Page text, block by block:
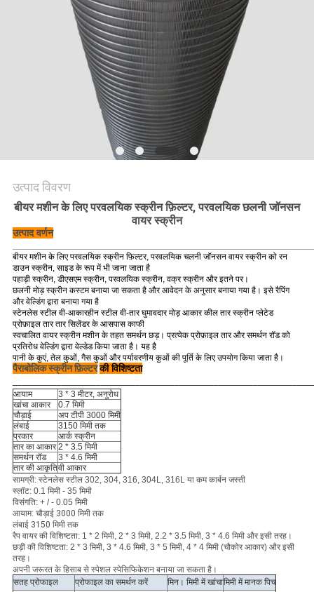
उत्पाद विवरण
बीयर मशीन के लिए परवलयिक स्क्रीन फ़िल्टर, परवलयिक छलनी जॉनसन
वायर स्क्रीन
उत्पाद वर्णन
बीयर मशीन के लिए परवलयिक स्क्रीन फ़िल्टर, परवलयिक चलनी जॉनसन वायर स्क्रीन को रन
डाउन स्क्रीन, साइड के रूप में भी जाना जाता है
पहाड़ी स्क्रीन, डीएसएम स्क्रीन, परवलयिक स्क्रीन, वक्र स्क्रीन और इतने पर।
छलनी मोड़ स्क्रीन कस्टम बनाया जा सकता है और आवेदन के अनुसार बनाया गया है। इसे रैपिंग
और वेल्डिंग द्वारा बनाया गया है
स्टेनलेस स्टील वी-आकारहीन स्टील वी-तार घुमावदार मोड़ आकार कील तार स्क्रीन प्लेटेड
प्रोफ़ाइल तार तार सिलेंडर के आसपास काफी
स्वचालित वायर स्क्रीन मशीन के तहत समर्थन छड़। प्रत्येक प्रोफ़ाइल तार और समर्थन रॉड को
प्रतिरोध वेल्डिंग द्वारा वेल्डेड किया जाता है। यह है
पानी के कुएं, तेल कुओं, गैस कुओं और पर्यावरणीय कुओं की पूर्ति के लिए उपयोग किया जाता है।
पैराबोलिक स्क्रीन फ़िल्टरकी विशिष्टता
आयाम
3 * 3 मीटर, अनुरोध
खांचा आकार
0.7 मिमी
चौड़ाई
अप टीपी 3000 मिमी
लंबाई
3150 मिमी तक
प्रकार
आर्क स्क्रीन
तार का आकार 2 * 3.5 मिमी
समर्थन रॉड
3 * 4.6 मिमी
तार की आकृतिवी आकार
सामग्री: स्टेनलेस स्टील 302, 304, 316, 304L, 316L या कम कार्बन जस्ती
स्लॉट: 0.1 मिमी - 35 मिमी
विसंगति: + / - 0.05 मिमी
आयाम: चौड़ाई 3000 मिमी तक
लंबाई 3150 मिमी तक
रैप वायर की विशिष्टता: 1 * 2 मिमी, 2 * 3 मिमी, 2.2 * 3.5 मिमी, 3 * 4.6 मिमी और इसी तरह।
छड़ी की विशिष्टता: 2 * 3 मिमी, 3 * 4.6 मिमी, 3 * 5 मिमी, 4 * 4 मिमी (चौकोर आकार) और इसी
तरह।
अपनी जरूरत के हिसाब से स्पेशल स्पेसिफिकेशन बनाया जा सकता है।
सतह प्रोफाइल
प्रोफाइल का समर्थन करें मिन। मिमी में खांचामिमी में मानक पिच